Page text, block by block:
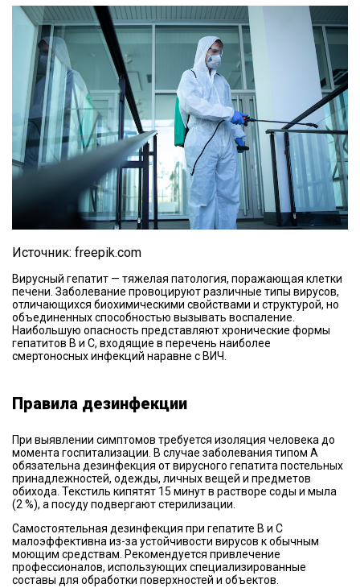
Источник: freepik.com
Вирусный гепатит — тяжелая патология, поражающая клетки
печени. Заболевание провоцируют различные типы вирусов,
отличающихся биохимическими свойствами и структурой, но
объединенных способностью вызывать воспаление.
Наибольшую опасность представляют хронические формы
гепатитов В и С, входящие в перечень наиболее
смертоносных инфекций наравне с ВИЧ.
Правила дезинфекции
При выявлении симптомов требуется изоляция человека до
момента госпитализации. В случае заболевания типом А
обязательна дезинфекция от вирусного гепатита постельных
принадлежностей, одежды, личных вещей и предметов
обихода. Текстиль кипятят 15 минут в растворе соды и мыла
(2 %), а посуду подвергают стерилизации.
Самостоятельная дезинфекция при гепатите В и С
малоэффективна из-за устойчивости вирусов к обычным
моющим средствам. Рекомендуется привлечение
профессионалов, использующих специализированные
составы для обработки поверхностей и объектов.